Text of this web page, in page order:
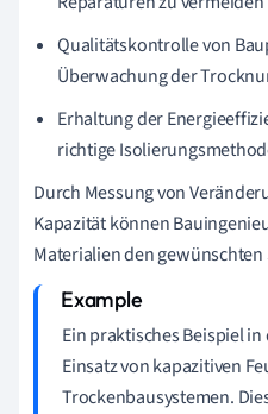
Qualitätskontrolle von
Überwachung der
Erhaltung der
richtige
Durch Messung von
Kapazität können
Materialien den
Ein praktisches Beispiel
Einsatz von kapazitiven
Trockenbausystemen.